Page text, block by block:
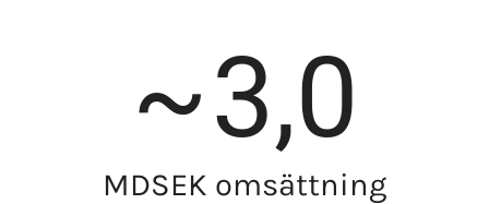
~3,0
MDSEK omsättning